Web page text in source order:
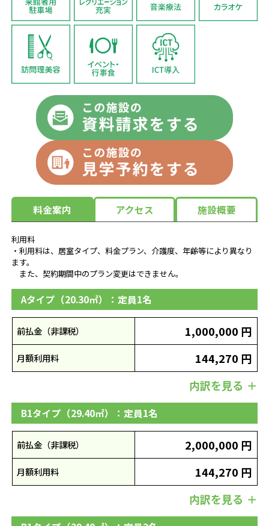
料金案内 アクセス 施設概要
利用料
・利用料は、居室タイプ、料金プラン、介護度、年齢等により異なり
ます。
また、契約期間中のプラン変更はできません。
Aタイプ（20.30㎡）：定員1名
前払金（非課税） 1,000,000 円
月額利用料
144,270 円
内訳を見る
B1タイプ（29.40㎡）：定員1名
前払金（非課税） 2,000,000 円
月額利用料
144,270 円
内訳を見る